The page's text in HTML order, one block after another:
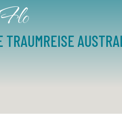
TRAUMREISE